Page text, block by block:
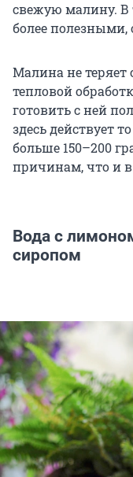
свежую малину. В
более полезными,
Малина не теряет
тепловой
готовить с ней
здесь действует
больше 150–200
причинам, что и
Вода с
сиропом